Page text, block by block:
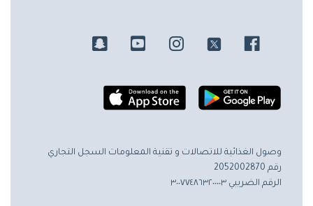
وصول الغذائية للاتصالات و تقنية المعلومات السجل التجاري
رقم 2052002870
الرقم الضريبي ٣٠٠٧٧٤٨٦٣٢٠٠٠٠٣